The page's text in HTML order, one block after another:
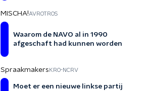
MISCHA!AVROTROS
Waarom de NAVO al in 1990
afgeschaft had kunnen worden
Spraakmakers KRO-NCRV
Moet er een nieuwe linkse partij